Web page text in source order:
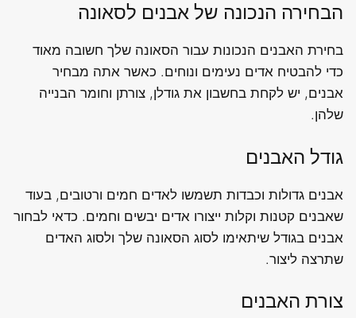
הבחירה הנכונה של אבנים לסאונה
בחירת האבנים הנכונות עבור הסאונה שלך חשובה מאוד
כדי להבטיח אדים נעימים ונוחים. כאשר אתה מבחיר
אבנים, יש לקחת בחשבון את גודלן, צורתן וחומר הבנייה
שלהן.
גודל האבנים
אבנים גדולות וכבדות תשמשו לאדים חמים ורטובים, בעוד
שאבנים קטנות וקלות ייצורו אדים יבשים וחמים. כדאי לבחור
אבנים בגודל שיתאימו לסוג הסאונה שלך ולסוג האדים
שתרצה ליצור.
צורת האבנים